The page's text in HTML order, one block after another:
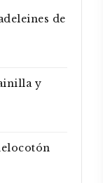
de
y